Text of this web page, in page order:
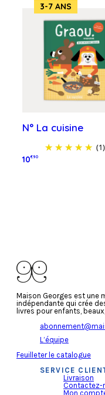
3-7 ANS
N° La cuisine
(1)
10€90
Maison Georges est une
indépendante qui crée
livres pour enfants,
L’équipe
Feuilleter le catalogue
SERVICE
Livraison
Contactez-
Mon